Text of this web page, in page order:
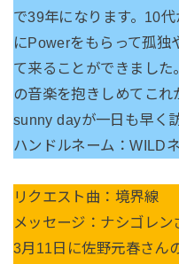
で39年になります。10
にPowerをもらって孤独
て来ることができまし
の音楽を抱きしめてこれ
sunny dayが一日も早く
ハンドルネーム：WILD
リクエスト曲：境界線
メッセージ：ナシゴレン
3月11日に佐野元春さん